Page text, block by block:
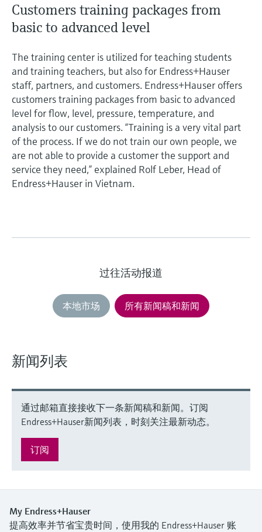
Customers training packages from
basic to advanced level
The training center is utilized for teaching students
and training teachers, but also for Endress+Hauser
staff, partners, and customers. Endress+Hauser offers
customers training packages from basic to advanced
level for flow, level, pressure, temperature, and
analysis to our customers. “Training is a very vital part
of the process. If we do not train our own people, we
are not able to provide a customer the support and
service they need,” explained Rolf Leber, Head of
Endress+Hauser in Vietnam.
过往活动报道
本地市场 所有新闻稿和新闻
新闻列表
通过邮箱直接接收下一条新闻稿和新闻。订阅
Endress+Hauser新闻列表，时刻关注最新动态。
订阅
My Endress+Hauser
提高效率并节省宝贵时间，使用我的 Endress+Hauser 账